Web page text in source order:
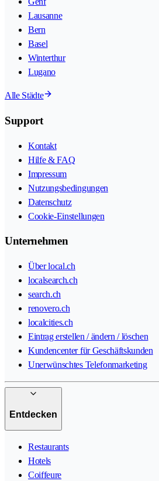
Lausanne
Bern
Basel
Winterthur
Lugano
Alle Städte
Support
Kontakt
Hilfe & FAQ
Impressum
Nutzungsbedingungen
Datenschutz
Cookie-Einstellungen
Unternehmen
Über local.ch
localsearch.ch
search.ch
renovero.ch
localcities.ch
Eintrag erstellen / ändern / löschen
Kundencenter für Geschäftskunden
Unerwünschtes Telefonmarketing
Entdecken
Restaurants
Hotels
Coiffeure